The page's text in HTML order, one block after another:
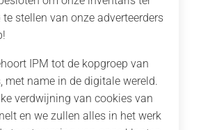
stellen van onze adverteerders
IPM tot de kopgroep van
met name in de digitale wereld.
verdwijning van cookies van
en we zullen alles in het werk